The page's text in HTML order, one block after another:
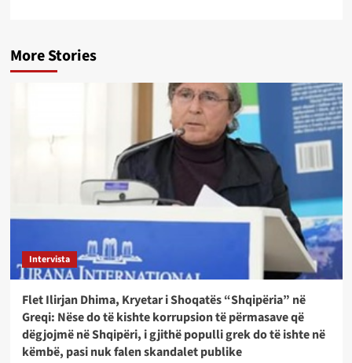
More Stories
Intervista
Flet Ilirjan Dhima, Kryetar i Shoqatës “Shqipëria” në
Greqi: Nëse do të kishte korrupsion të përmasave që
dëgjojmë në Shqipëri, i gjithë populli grek do të ishte në
këmbë, pasi nuk falen skandalet publike